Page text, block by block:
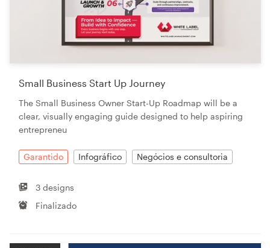
Small Business Start Up Journey
The Small Business Owner Start-Up Roadmap will be a
clear, visually engaging guide designed to help aspiring
entrepreneu
Garantido Infográfico Negócios e consultoria
3 designs
Finalizado